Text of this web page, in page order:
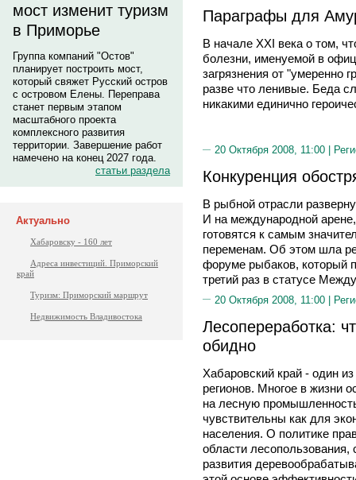
мост изменит туризм
в Приморье
Группа компаний "Остов"
планирует построить мост,
который свяжет Русский остров
с островом Елены. Переправа
станет первым этапом
масштабного проекта
комплексного развития
территории. Завершение работ
намечено на конец 2027 года.
статьи раздела
Актуально
Хабаровску - 160 лет
Адреса инвестиций. Приморский
край
Туризм: Приморский маршрут
Недвижимость Владивостока
Параграфы для
В начале XXI века о том,
болезни, именуемой в
загрязнения от "умеренно
разве что ленивые. Беда
никакими единично
20 Октября 2008, 11:00 |
Конкуренция
В рыбной отрасли
И на международной
готовятся к самым
переменам. Об этом шла
форуме рыбаков, который
третий раз в статусе
20 Октября 2008, 11:00 |
Лесопереработка:
обидно
Хабаровский край - один
регионов. Многое в жизни
на лесную
чувствительны как для
населения. О политике
области
развития